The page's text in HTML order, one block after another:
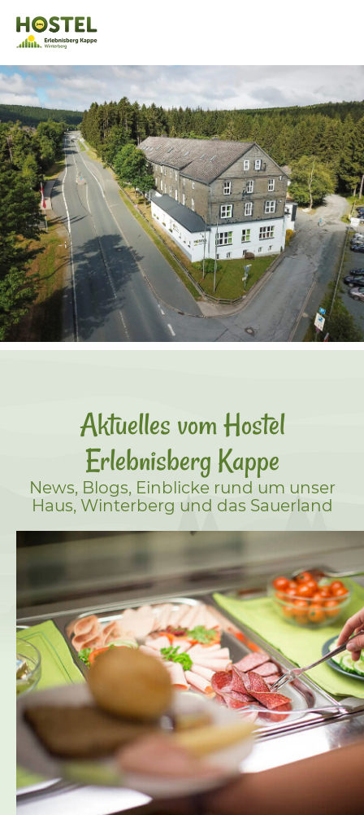
Aktuelles vom Hostel
Erlebnisberg Kappe
News, Blogs, Einblicke rund um unser
Haus, Winterberg und das Sauerland